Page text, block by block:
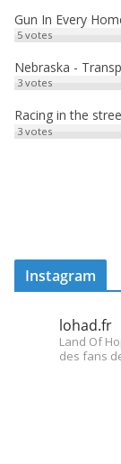
Gun In Every
5votes
Nebraska -
3votes
Racing in the
3votes
Instagram
lohad.fr
Land Of
des fans